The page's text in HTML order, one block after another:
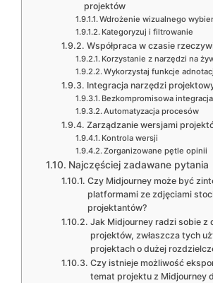
projektów
Wdrożenie wizualnego
Kategoryzuj i filtrowanie
Współpraca w czasie
Korzystanie z narzędzi na
Wykorzystaj funkcje
Integracja narzędzi
Bezkompromisowa
Automatyzacja procesów
Zarządzanie wersjami
Kontrola wersji
Zorganizowane pętle opinii
Najczęściej zadawane pytania
Czy Midjourney może być
platformami ze zdjęciami
projektantów?
Jak Midjourney radzi sobie z
projektów, zwłaszcza tych
projektach o dużej
Czy istnieje możliwość
temat projektu z Midjourney